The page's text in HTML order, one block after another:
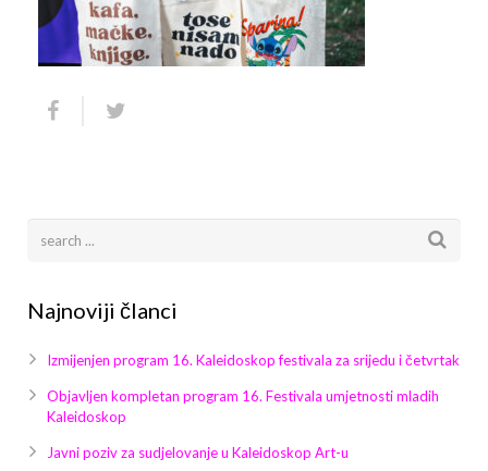
Video 2011
Video 2015
Video 2018
Galerija 2010
Galerija 2014
Galerija 2017
Galerija 2018
Najnoviji članci
Izmijenjen program 16. Kaleidoskop festivala za srijedu i četvrtak
Objavljen kompletan program 16. Festivala umjetnosti mladih
Kaleidoskop
Javni poziv za sudjelovanje u Kaleidoskop Art-u